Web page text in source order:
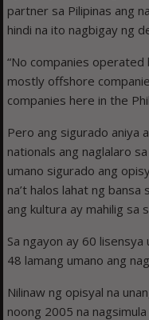
partner sa Pilipinas ang
hindi na ito nagbigay ng
“No companies
mostly offshore
companies here in the
Pero ang sigurado aniya
nationals ang naglalaro
umano sigurado ang
na’t halos lahat ng
ang kultura ay mahilig sa
Sa ngayon ay 60
48 lamang umano ang
Nilinaw ng opisyal na
noong 2005 na